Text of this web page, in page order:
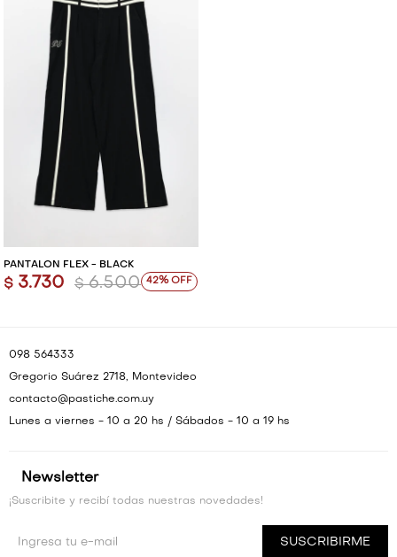
PANTALÓN FLEX - BLACK
$ 3.730 $ 6.500 42
Newsletter
¡Suscribite y recibí todas nuestras novedades!
SUSCRIBIRME
098 564333
Gregorio Suárez 2718, Montevideo
contacto@pastiche.com.uy
Lunes a viernes - 10 a 20 hs / Sábados - 10 a 19 hs